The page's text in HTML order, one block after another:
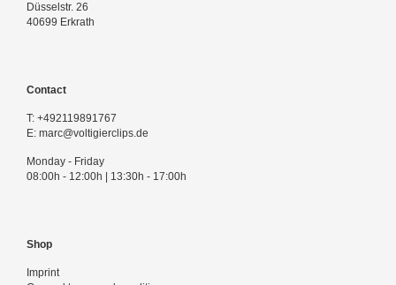
Düsselstr. 26
40699 Erkrath
Contact
T: +492119891767
E: marc@voltigierclips.de
Monday - Friday
08:00h - 12:00h | 13:30h - 17:00h
Shop
Imprint